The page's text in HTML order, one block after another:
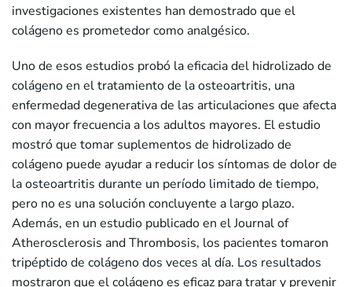
investigaciones existentes han demostrado que el
colágeno es prometedor como analgésico.
Uno de esos estudios probó la eficacia del hidrolizado de
colágeno en el tratamiento de la osteoartritis, una
enfermedad degenerativa de las articulaciones que afecta
con mayor frecuencia a los adultos mayores. El estudio
mostró que tomar suplementos de hidrolizado de
colágeno puede ayudar a reducir los síntomas de dolor de
la osteoartritis durante un período limitado de tiempo,
pero no es una solución concluyente a largo plazo.
Además, en un estudio publicado en el Journal of
Atherosclerosis and Thrombosis, los pacientes tomaron
tripéptido de colágeno dos veces al día. Los resultados
mostraron que el colágeno es eficaz para tratar y prevenir